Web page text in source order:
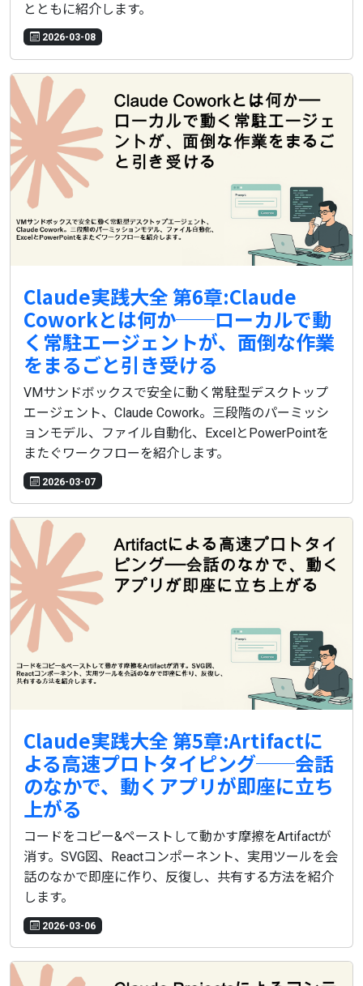
とともに紹介します。
2026-03-08
Claude実践大全 第6章:Claude
Coworkとは何か──ローカルで動
く常駐エージェントが、面倒な作業
をまるごと引き受ける
VMサンドボックスで安全に動く常駐型デスクトップ
エージェント、Claude Cowork。三段階のパーミッシ
ョンモデル、ファイル自動化、ExcelとPowerPointを
またぐワークフローを紹介します。
2026-03-07
Claude実践大全 第5章:Artifactに
よる高速プロトタイピング──会話
のなかで、動くアプリが即座に立ち
上がる
コードをコピー&ペーストして動かす摩擦をArtifactが
消す。SVG図、Reactコンポーネント、実用ツールを会
話のなかで即座に作り、反復し、共有する方法を紹介
します。
2026-03-06